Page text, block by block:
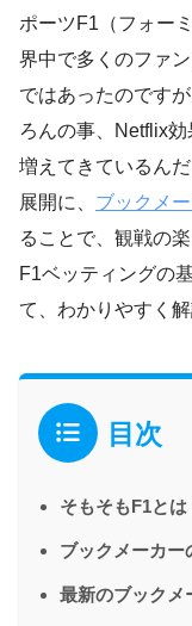
ポーツF1（フォー
界中で多くのファ
ではあったのです
ろんの事、Netflix
増えてきているん
展開に、 ブックメ
ることで、観戦の
F1ベッティングの
て、わかりやすく解
目次
そもそもF1とは
ブックメーカー
最新のブックメ